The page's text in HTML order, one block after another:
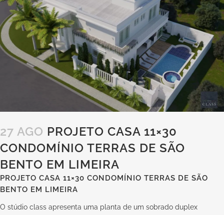
27 AGO PROJETO CASA 11×30
CONDOMÍNIO TERRAS DE SÃO
BENTO EM LIMEIRA
PROJETO CASA 11×30 CONDOMÍNIO TERRAS DE SÃO
BENTO EM LIMEIRA
O stúdio class apresenta uma planta de um sobrado duplex